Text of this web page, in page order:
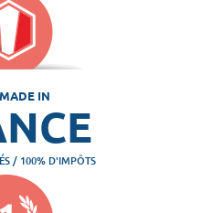
IN
/ 100% D'IMPÔTS